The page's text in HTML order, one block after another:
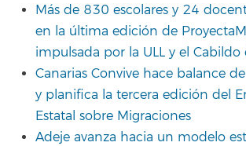
Más de 830 escolares y 24
en la última edición de
impulsada por la ULL y el Cabildo
Canarias Convive hace balance
y planifica la tercera edición del
Estatal sobre Migraciones
Adeje avanza hacia un modelo